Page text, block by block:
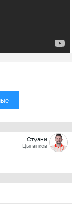
Стуани
Цыганков